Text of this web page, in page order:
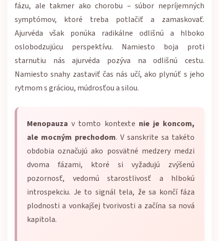
fázu, ale takmer ako chorobu – súbor nepríjemných
symptómov, ktoré treba potlačiť a zamaskovať.
Ajurvéda však ponúka radikálne odlišnú a hlboko
oslobodzujúcu perspektívu. Namiesto boja proti
starnutiu nás ajurvéda pozýva na odlišnú cestu.
Namiesto snahy zastaviť čas nás učí, ako plynúť s jeho
rytmom s gráciou, múdrosťou a silou.
Menopauza v tomto kontexte nie je koncom,
ale mocným prechodom. V sanskrite sa takéto
obdobia označujú ako posvätné medzery medzi
dvoma fázami, ktoré si vyžadujú zvýšenú
pozornosť, vedomú starostlivosť a hlbokú
introspekciu. Je to signál tela, že sa končí fáza
plodnosti a vonkajšej tvorivosti a začína sa nová
kapitola.